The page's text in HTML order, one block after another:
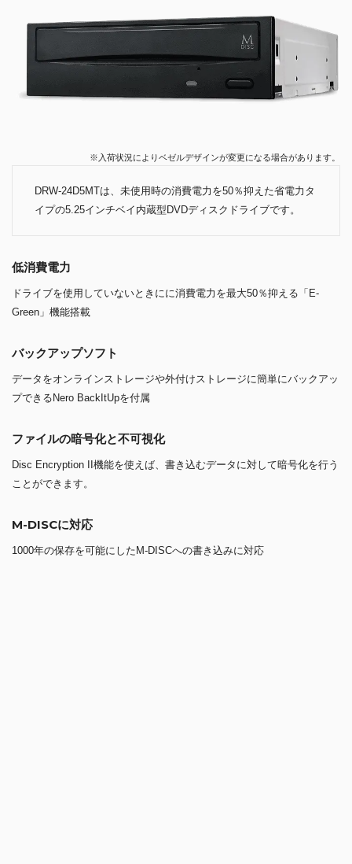
※入荷状況によりベゼルデザインが変更になる場合があります。
DRW-24D5MTは、未使用時の消費電力を50％抑えた省電力タ
イプの5.25インチベイ内蔵型DVDディスクドライブです。
低消費電力
ドライブを使用していないときにに消費電力を最大50％抑える「E-
Green」機能搭載
バックアップソフト
データをオンラインストレージや外付けストレージに簡単にバックアッ
プできるNero BackItUpを付属
ファイルの暗号化と不可視化
Disc Encryption II機能を使えば、書き込むデータに対して暗号化を行う
ことができます。
M-DISCに対応
1000年の保存を可能にしたM-DISCへの書き込みに対応